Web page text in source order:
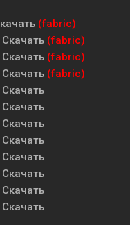
(fabric)
Скачать (fabric)
Скачать (fabric)
Скачать (fabric)
Скачать
Скачать
Скачать
Скачать
Скачать
Скачать
Скачать
Скачать